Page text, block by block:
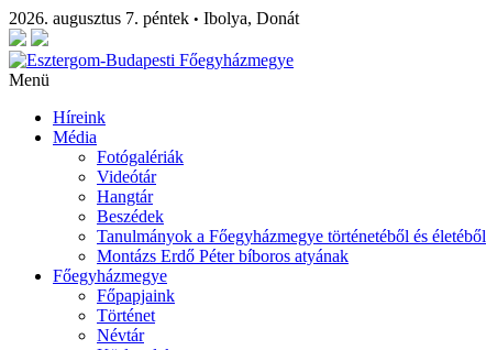
2026. augusztus 7. péntek • Ibolya, Donát
Menü
Híreink
Média
Fotógalériák
Videótár
Hangtár
Beszédek
Tanulmányok a Főegyházmegye történetéből és életéből
Montázs Erdő Péter bíboros atyának
Főegyházmegye
Főpapjaink
Történet
Névtár